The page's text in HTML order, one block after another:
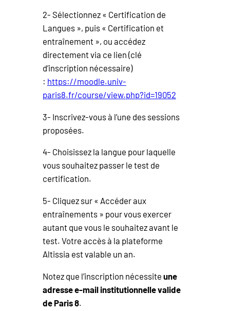
2- Sélectionnez « Certification de
Langues », puis « Certification et
entraînement », ou accédez
directement via ce lien (clé
d’inscription nécessaire)
: https://moodle.univ-
paris8.fr/course/view.php?id=19052
3- Inscrivez-vous à l’une des sessions
proposées.
4- Choisissez la langue pour laquelle
vous souhaitez passer le test de
certification.
5- Cliquez sur « Accéder aux
entraînements » pour vous exercer
autant que vous le souhaitez avant le
test. Votre accès à la plateforme
Altissia est valable un an.
Notez que l’inscription nécessite une
adresse e-mail institutionnelle valide
de Paris 8.